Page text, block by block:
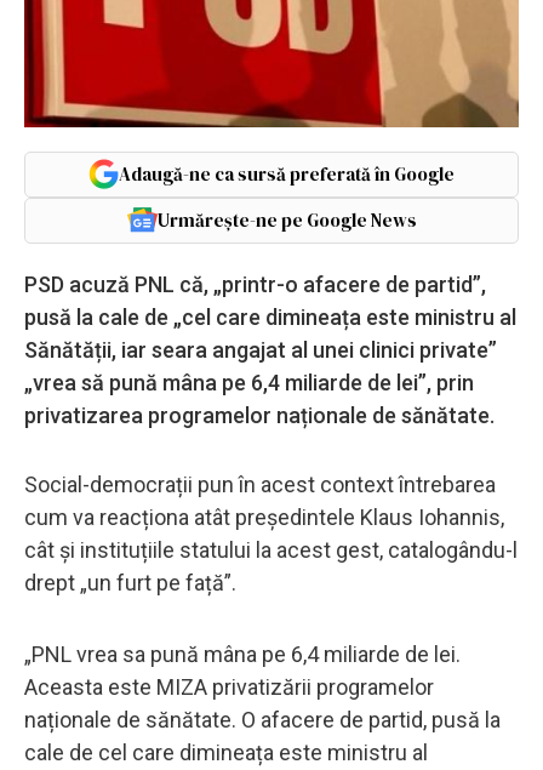
Adaugă-ne ca sursă preferată în Google
Urmărește-ne pe Google News
PSD acuză PNL că, „printr-o afacere de partid”,
pusă la cale de „cel care dimineața este ministru al
Sănătății, iar seara angajat al unei clinici private”
„vrea să pună mâna pe 6,4 miliarde de lei”, prin
privatizarea programelor naționale de sănătate.
Social-democrații pun în acest context întrebarea
cum va reacționa atât președintele Klaus Iohannis,
cât și instituțiile statului la acest gest, catalogându-l
drept „un furt pe față”.
„PNL vrea sa pună mâna pe 6,4 miliarde de lei.
Aceasta este MIZA privatizării programelor
naționale de sănătate. O afacere de partid, pusă la
cale de cel care dimineața este ministru al